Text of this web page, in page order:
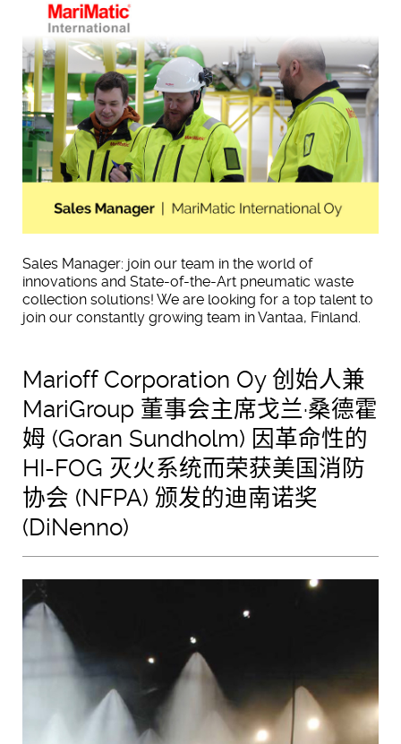
Sales Manager: join our team in the world of
innovations and State-of-the-Art pneumatic waste
collection solutions! We are looking for a top talent to
join our constantly growing team in Vantaa, Finland.
Marioff Corporation Oy 创始人兼
MariGroup 董事会主席戈兰·桑德霍
姆 (Goran Sundholm) 因革命性的
HI-FOG 灭火系统而荣获美国消防
协会 (NFPA) 颁发的迪南诺奖
(DiNenno)